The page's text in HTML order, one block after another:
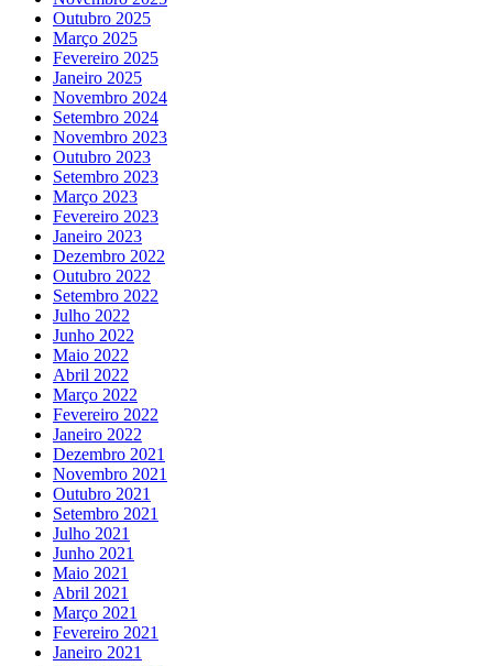
Outubro 2025
Março 2025
Fevereiro 2025
Janeiro 2025
Novembro 2024
Setembro 2024
Novembro 2023
Outubro 2023
Setembro 2023
Março 2023
Fevereiro 2023
Janeiro 2023
Dezembro 2022
Outubro 2022
Setembro 2022
Julho 2022
Junho 2022
Maio 2022
Abril 2022
Março 2022
Fevereiro 2022
Janeiro 2022
Dezembro 2021
Novembro 2021
Outubro 2021
Setembro 2021
Julho 2021
Junho 2021
Maio 2021
Abril 2021
Março 2021
Fevereiro 2021
Janeiro 2021